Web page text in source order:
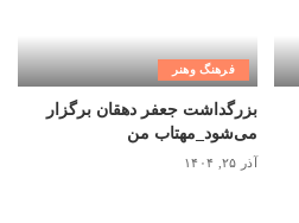
فرهنگ وهنر
بزرگداشت جعفر دهقان برگزار
می‌شود_مهتاب من
آذر ۲۵, ۱۴۰۴